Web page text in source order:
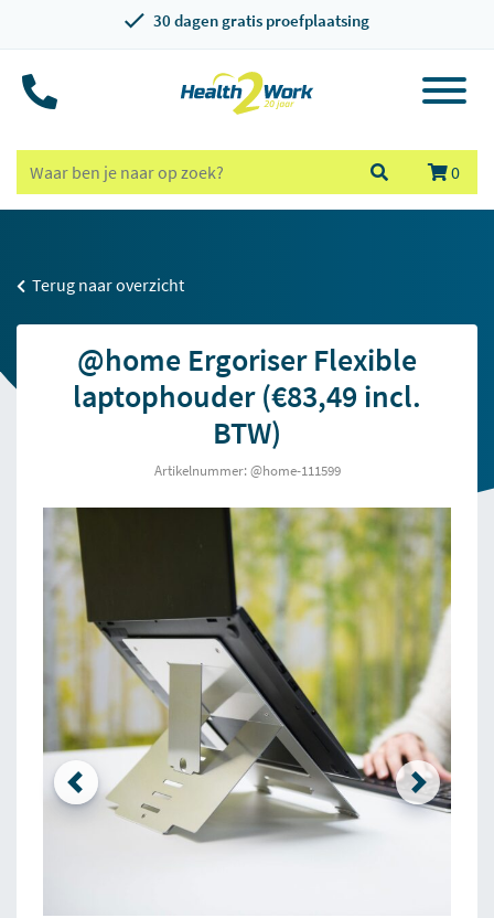
30 dagen gratis proefplaatsing
0
Terug naar overzicht
@home Ergoriser Flexible
laptophouder (€83,49 incl.
BTW)
Artikelnummer: @home-111599